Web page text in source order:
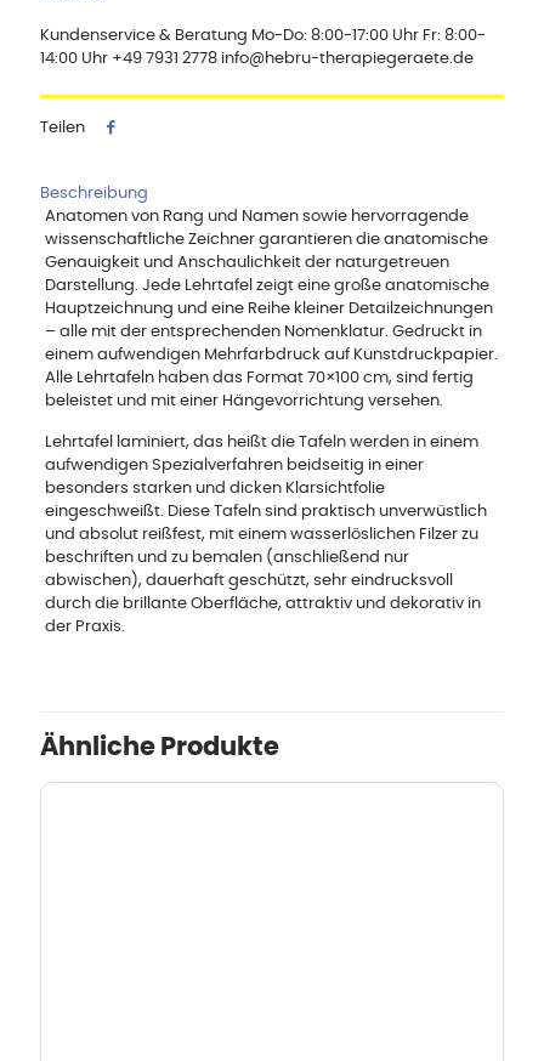
Kundenservice & Beratung Mo-Do: 8:00-17:00 Uhr Fr: 8:00-
14:00 Uhr +49 7931 2778 info@hebru-therapiegeraete.de
Teilen
Beschreibung
Anatomen von Rang und Namen sowie hervorragende
wissenschaftliche Zeichner garantieren die anatomische
Genauigkeit und Anschaulichkeit der naturgetreuen
Darstellung. Jede Lehrtafel zeigt eine große anatomische
Hauptzeichnung und eine Reihe kleiner Detailzeichnungen
– alle mit der entsprechenden Nomenklatur. Gedruckt in
einem aufwendigen Mehrfarbdruck auf Kunstdruckpapier.
Alle Lehrtafeln haben das Format 70×100 cm, sind fertig
beleistet und mit einer Hängevorrichtung versehen.
Lehrtafel laminiert, das heißt die Tafeln werden in einem
aufwendigen Spezialverfahren beidseitig in einer
besonders starken und dicken Klarsichtfolie
eingeschweißt. Diese Tafeln sind praktisch unverwüstlich
und absolut reißfest, mit einem wasserlöslichen Filzer zu
beschriften und zu bemalen (anschließend nur
abwischen), dauerhaft geschützt, sehr eindrucksvoll
durch die brillante Oberfläche, attraktiv und dekorativ in
der Praxis.
Ähnliche Produkte